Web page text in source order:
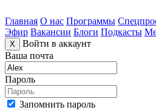
Главная О нас Программы
Эфир Вакансии Блоги Подкасты
X
Войти в аккаунт
Ваша почта
Пароль
Запомнить пароль